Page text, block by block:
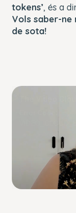
tokens’, és a
Vols saber-ne
de sota!
This
The Video
2026-08-
player_6286610228001